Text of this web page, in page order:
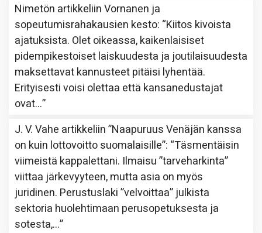
Nimetön artikkeliinVornanen ja
sopeutumisrahakausien kesto: “Kiitos kivoista
ajatuksista. Olet oikeassa, kaikenlaisiset
pidempikestoiset laiskuudesta ja joutilaisuudesta
maksettavat kannusteet pitäisi lyhentää.
Erityisesti voisi olettaa että kansanedustajat
ovat…”
J. V. Vahe artikkeliin”Naapuruus Venäjän kanssa
on kuin lottovoitto suomalaisille”: “Täsmentäisin
viimeistä kappalettani. Ilmaisu ”tarveharkinta”
viittaa järkevyyteen, mutta asia on myös
juridinen. Perustuslaki ”velvoittaa” julkista
sektoria huolehtimaan perusopetuksesta ja
sotesta,…”